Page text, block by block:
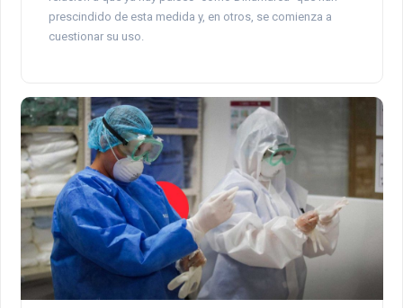
prescindido de esta medida y, en otros, se comienza a
cuestionar su uso.